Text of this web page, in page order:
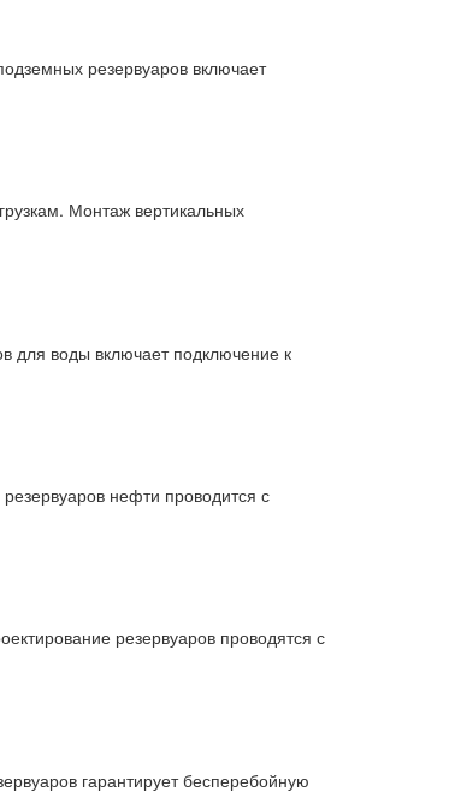
резервуаров включает
Монтаж вертикальных
для воды включает подключение к
нефти проводится с
резервуаров проводятся с
гарантирует бесперебойную